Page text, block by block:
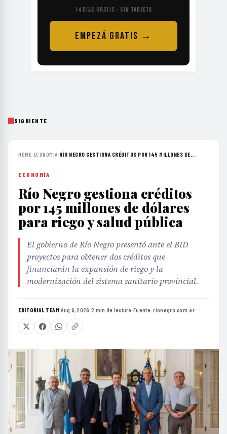
14 DÍAS GRATIS · SIN TARJETA
EMPEZÁ GRATIS →
SIGUIENTE
HOME›ECONOMÍA›RÍO NEGRO GESTIONA CRÉDITOS POR 145 MILLONES DE...
ECONOMÍA
Río Negro gestiona créditos
por 145 millones de dólares
para riego y salud pública
El gobierno de Río Negro presentó ante el BID
proyectos para obtener dos créditos que
financiarán la expansión de riego y la
modernización del sistema sanitario provincial.
EDITORIAL TEAM·Aug 6, 2026 ·2 min de lectura ·Fuente:rionegro.com.ar